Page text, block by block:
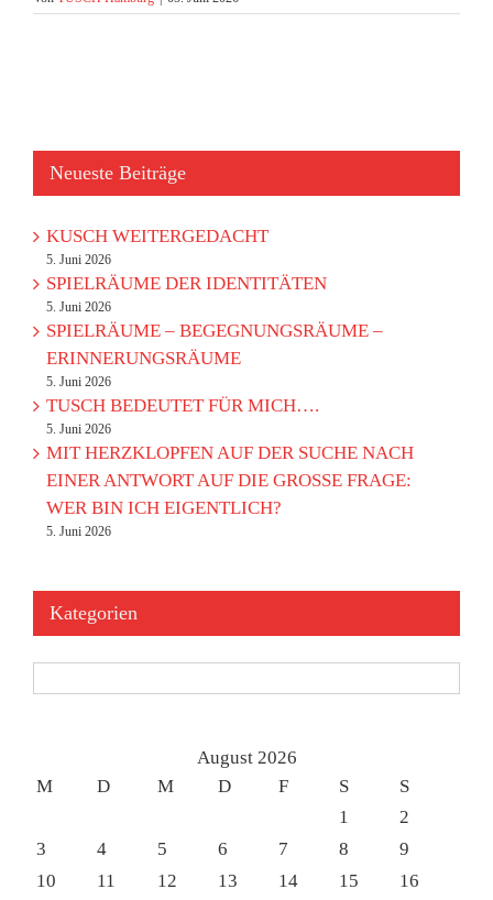
Neueste Beiträge
KUSCH WEITERGEDACHT
5. Juni 2026
SPIELRÄUME DER IDENTITÄTEN
5. Juni 2026
SPIELRÄUME – BEGEGNUNGSRÄUME –
ERINNERUNGSRÄUME
5. Juni 2026
TUSCH BEDEUTET FÜR MICH….
5. Juni 2026
MIT HERZKLOPFEN AUF DER SUCHE NACH
EINER ANTWORT AUF DIE GROSSE FRAGE:
WER BIN ICH EIGENTLICH?
5. Juni 2026
Kategorien
August 2026
M
D M D F S
S
1
2
3
4 5 6 7 8
9
10
11 12 13 14 15
16